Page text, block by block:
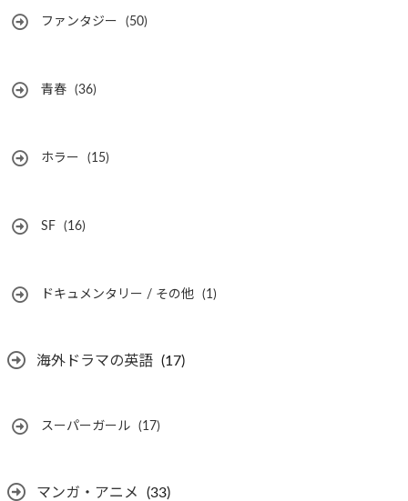
ファンタジー (50)
青春 (36)
ホラー (15)
SF (16)
ドキュメンタリー / その他 (1)
海外ドラマの英語 (17)
スーパーガール (17)
マンガ・アニメ (33)